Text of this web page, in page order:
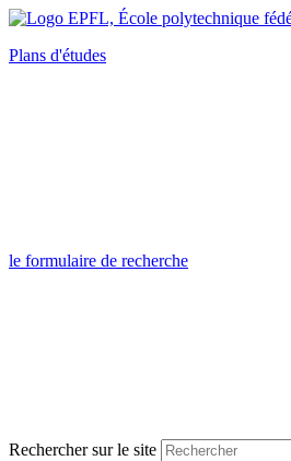
Plans d'études
le formulaire de recherche
Rechercher sur le site